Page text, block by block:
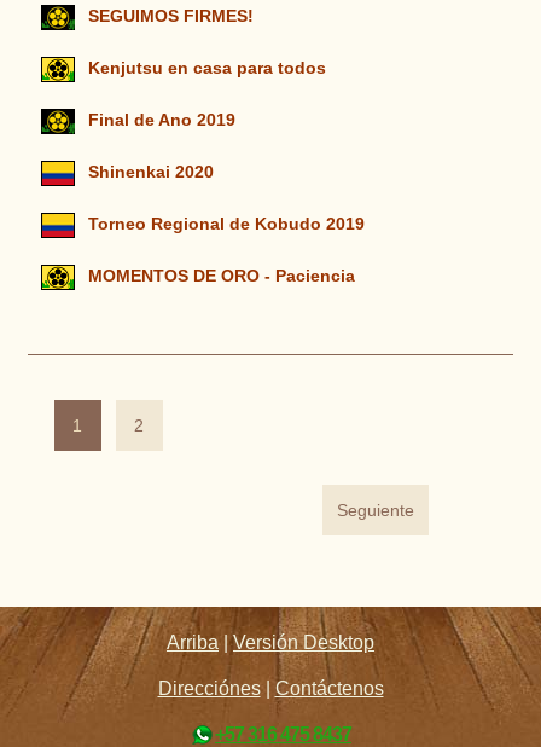
SEGUIMOS FIRMES!
Kenjutsu en casa para todos
Final de Ano 2019
Shinenkai 2020
Torneo Regional de Kobudo 2019
MOMENTOS DE ORO - Paciencia
1 2
Seguiente
Arriba |Versión Desktop
Direcciónes| Contáctenos
+57 316 475 8437